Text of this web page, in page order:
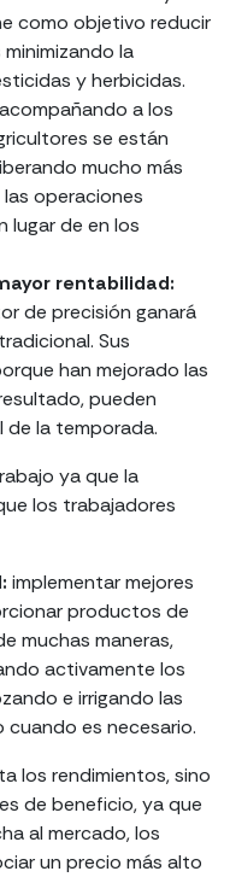
como objetivo reducir
la
y herbicidas.
acompañando a los
se están
mucho más
operaciones
lugar de en los
rentabilidad:
de precisión ganará
Sus
han mejorado las
pueden
de la temporada.
ya que la
los trabajadores
implementar mejores
productos de
muchas maneras,
activamente los
e irrigando las
es necesario.
los rendimientos, sino
de beneficio, ya que
al mercado, los
un precio más alto